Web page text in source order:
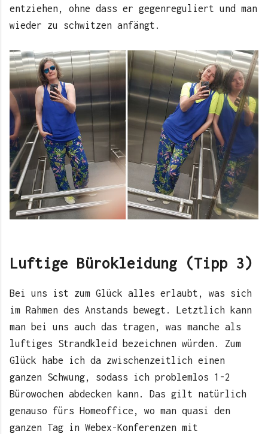
entziehen, ohne dass er gegenreguliert und man
wieder zu schwitzen anfängt.
Luftige Bürokleidung (Tipp 3)
Bei uns ist zum Glück alles erlaubt, was sich
im Rahmen des Anstands bewegt. Letztlich kann
man bei uns auch das tragen, was manche als
luftiges Strandkleid bezeichnen würden. Zum
Glück habe ich da zwischenzeitlich einen
ganzen Schwung, sodass ich problemlos 1-2
Bürowochen abdecken kann. Das gilt natürlich
genauso fürs Homeoffice, wo man quasi den
ganzen Tag in Webex-Konferenzen mit